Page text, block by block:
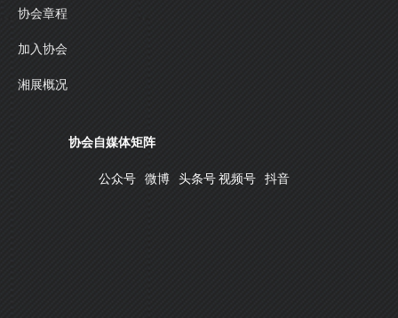
协会章程
加入协会
湘展概况
协会自媒体矩阵
公众号 微博 头条号 视频号 抖音